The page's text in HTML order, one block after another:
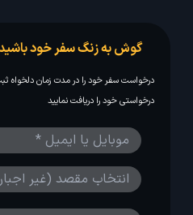
گوش به زنگ سفر خود
درخواست سفر خود را در مدت زمان دلخواه
درخواستی خود را دریافت نمایید